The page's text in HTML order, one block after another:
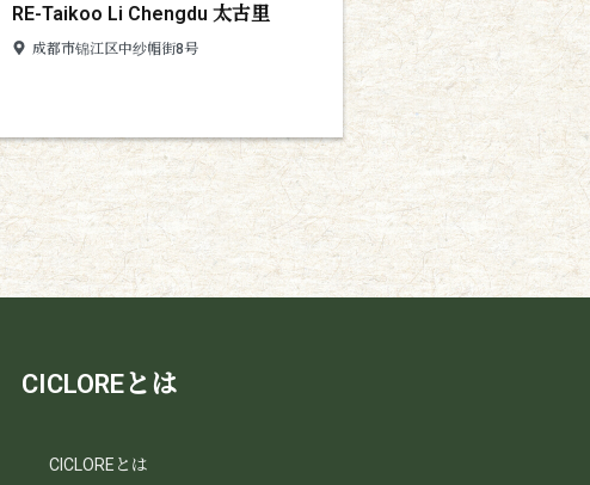
RE-Taikoo Li Chengdu 太古里
成都市锦江区中纱帽街8号
CICLOREとは
CICLOREとは